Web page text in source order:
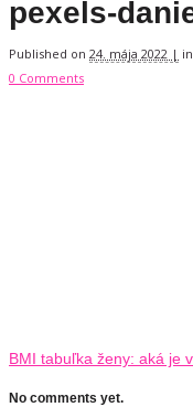
pexels-
Published on 24. mája 2022 | in
0 Comments
BMI tabuľka ženy: aká je
No comments yet.